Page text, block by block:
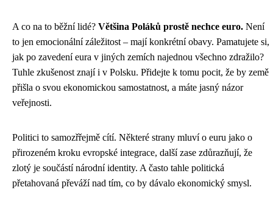
A co na to běžní lidé? Většina Poláků prostě nechce euro. Není
to jen emocionální záležitost – mají konkrétní obavy. Pamatujete si,
jak po zavedení eura v jiných zemích najednou všechno zdražilo?
Tuhle zkušenost znají i v Polsku. Přidejte k tomu pocit, že by země
přišla o svou ekonomickou samostatnost, a máte jasný názor
veřejnosti.
Politici to samozřřejmě cítí. Některé strany mluví o euru jako o
přirozeném kroku evropské integrace, další zase zdůrazňují, že
zlotý je součástí národní identity. A často tahle politická
přetahovaná převáží nad tím, co by dávalo ekonomický smysl.